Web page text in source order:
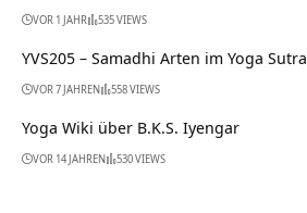
VOR 1 JAHR 535 VIEWS
YVS205 – Samadhi Arten im Yoga Sutra
VOR 7 JAHREN 558 VIEWS
Yoga Wiki über B.K.S. Iyengar
VOR 14 JAHREN 530 VIEWS